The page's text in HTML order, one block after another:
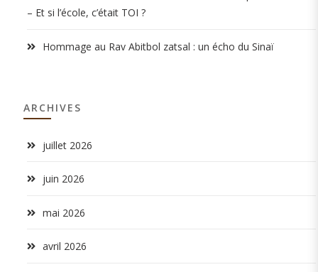
– Et si l’école, c’était TOI ?
Hommage au Rav Abitbol zatsal : un écho du Sinaï
ARCHIVES
juillet 2026
juin 2026
mai 2026
avril 2026